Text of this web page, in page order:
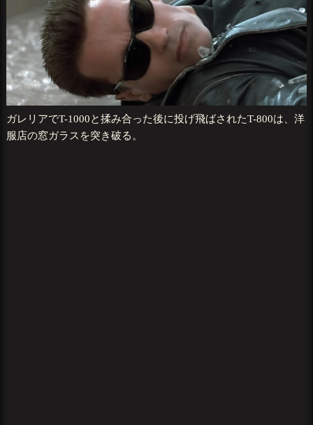
ガレリアでT-1000と揉み合った後に投げ飛ばされたT-800は、洋
服店の窓ガラスを突き破る。